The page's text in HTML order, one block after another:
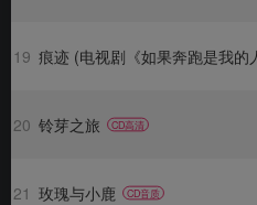
19
20 铃芽之旅 CD高清
21 玫瑰与小鹿 CD音质